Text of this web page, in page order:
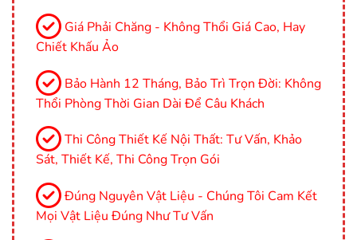
Giá Phải Chăng - Không Thổi Giá Cao, Hay
Chiết Khấu Ảo
Bảo Hành 12 Tháng, Bảo Trì Trọn Đời: Không
Thổi Phòng Thời Gian Dài Để Câu Khách
Thi Công Thiết Kế Nội Thất: Tư Vấn, Khảo
Sát, Thiết Kế, Thi Công Trọn Gói
Đúng Nguyên Vật Liệu - Chúng Tôi Cam Kết
Mọi Vật Liệu Đúng Như Tư Vấn